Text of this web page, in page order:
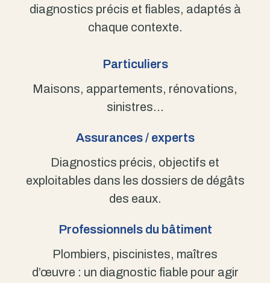
diagnostics précis et fiables, adaptés à
chaque contexte.
Particuliers
Maisons, appartements, rénovations,
sinistres…
Assurances / experts
Diagnostics précis, objectifs et
exploitables dans les dossiers de dégâts
des eaux.
Professionnels du bâtiment
Plombiers, piscinistes, maîtres
d’œuvre : un diagnostic fiable pour agir